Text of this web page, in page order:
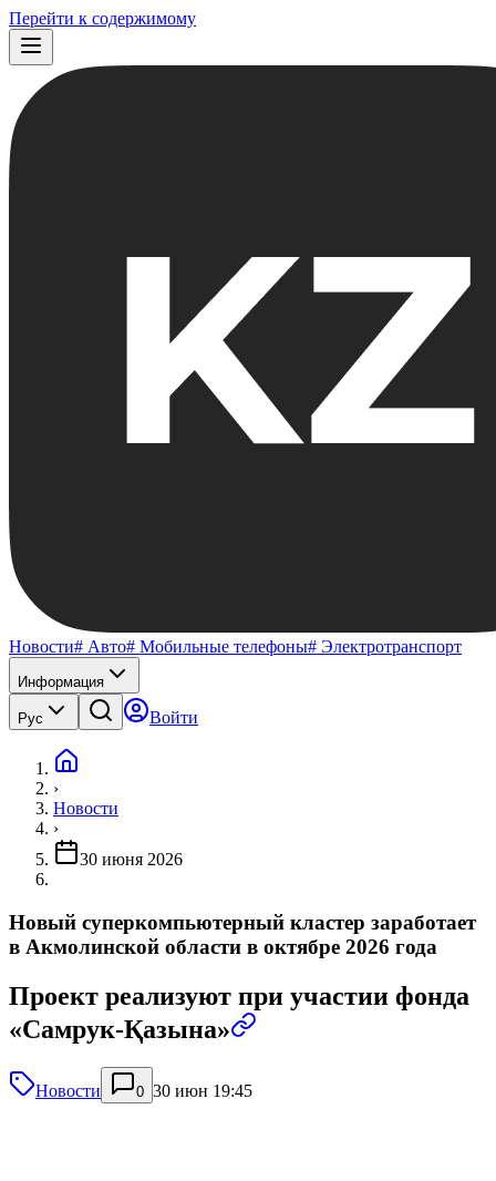
Перейти к содержимому
Новости# Авто# Мобильные телефоны# Электротранспорт
Информация
Рус Войти
›
Новости
›
30 июня 2026
Новый суперкомпьютерный кластер заработает
в Акмолинской области в октябре 2026 года
Проект реализуют при участии фонда
«Самрук-Қазына»
Новости 0 30 июн 19:45